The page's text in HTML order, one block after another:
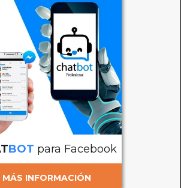
BOT para Facebook
MÁS INFORMACIÓN